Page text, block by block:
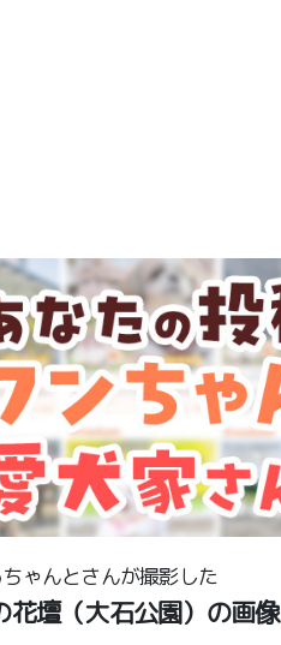
ゃんとさんが撮影した
花壇（大石公園）の画像